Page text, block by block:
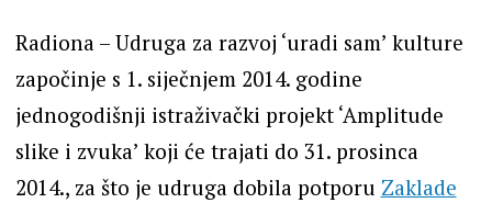
Radiona – Udruga za razvoj ‘uradi sam’ kulture
započinje s 1. siječnjem 2014. godine
jednogodišnji istraživački projekt ‘Amplitude
slike i zvuka’ koji će trajati do 31. prosinca
2014., za što je udruga dobila potporu Zaklade